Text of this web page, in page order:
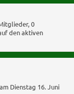
0
den aktiven
Dienstag 16. Juni